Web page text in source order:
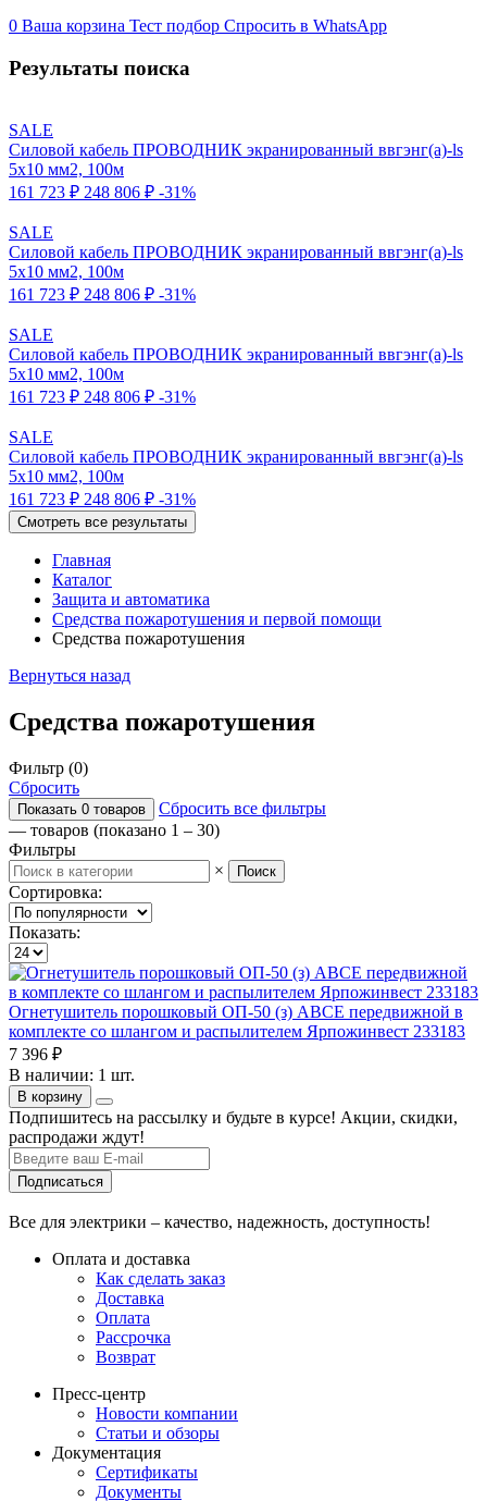
0 Ваша корзина Тест подбор Спросить в WhatsApp
Результаты поиска
SALE
Силовой кабель ПРОВОДНИК экранированный ввгэнг(a)-ls
5x10 мм2, 100м
161 723 ₽ 248 806 ₽ -31%
SALE
Силовой кабель ПРОВОДНИК экранированный ввгэнг(a)-ls
5x10 мм2, 100м
161 723 ₽ 248 806 ₽ -31%
SALE
Силовой кабель ПРОВОДНИК экранированный ввгэнг(a)-ls
5x10 мм2, 100м
161 723 ₽ 248 806 ₽ -31%
SALE
Силовой кабель ПРОВОДНИК экранированный ввгэнг(a)-ls
5x10 мм2, 100м
161 723 ₽ 248 806 ₽ -31%
Смотреть все результаты
Главная
Каталог
Защита и автоматика
Средства пожаротушения и первой помощи
Средства пожаротушения
Вернуться назад
Средства пожаротушения
Фильтр (0)
Сбросить
Показать 0 товаров
Сбросить все фильтры
— товаров (показано 1 – 30)
Фильтры
×
Поиск
Сортировка:
Показать:
Огнетушитель порошковый ОП-50 (з) АВСЕ передвижной в
комплекте со шлангом и распылителем Ярпожинвест 233183
7 396 ₽
В наличии: 1 шт.
В корзину
Подпишитесь на рассылку и будьте в курсе! Акции, скидки,
распродажи ждут!
Подписаться
Все для электрики – качество, надежность, доступность!
Оплата и доставка
Как сделать заказ
Доставка
Оплата
Рассрочка
Возврат
Пресс-центр
Новости компании
Статьи и обзоры
Документация
Сертификаты
Документы